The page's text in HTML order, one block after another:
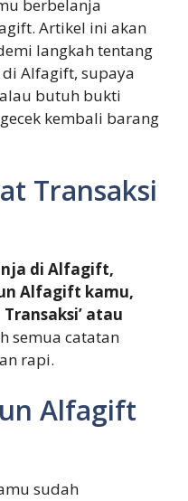
berbelanja
Artikel ini akan
langkah tentang
Alfagift, supaya
butuh bukti
kembali barang
Transaksi
di Alfagift,
Alfagift kamu,
atau
semua catatan
rapi.
Alfagift
sudah